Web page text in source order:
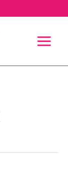
MENU